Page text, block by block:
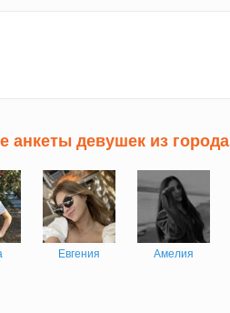
анкеты девушек из
Евгения Амелия